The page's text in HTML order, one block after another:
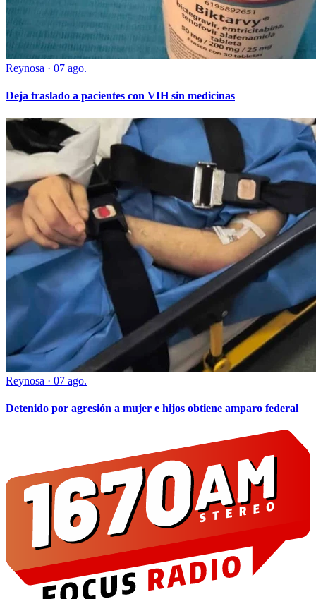
Reynosa · 07 ago.
Deja traslado a pacientes con VIH sin medicinas
Reynosa · 07 ago.
Detenido por agresión a mujer e hijos obtiene amparo federal